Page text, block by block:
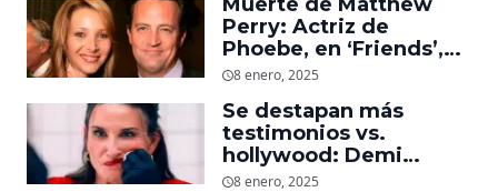
Perry: Actriz de
Phoebe, en ‘Friends’,
descubre un emotivo
dejó
8 enero, 2025
Se destapan más
testimonios vs.
hollywood: Demi
Moore, protagonista de
8 enero, 2025